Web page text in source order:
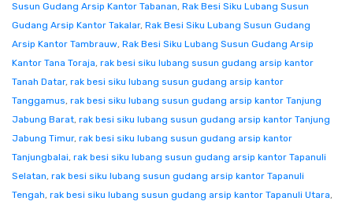
Susun Gudang Arsip Kantor Tabanan, Rak Besi Siku Lubang Susun
Gudang Arsip Kantor Takalar, Rak Besi Siku Lubang Susun Gudang
Arsip Kantor Tambrauw, Rak Besi Siku Lubang Susun Gudang Arsip
Kantor Tana Toraja, rak besi siku lubang susun gudang arsip kantor
Tanah Datar, rak besi siku lubang susun gudang arsip kantor
Tanggamus, rak besi siku lubang susun gudang arsip kantor Tanjung
Jabung Barat, rak besi siku lubang susun gudang arsip kantor Tanjung
Jabung Timur, rak besi siku lubang susun gudang arsip kantor
Tanjungbalai, rak besi siku lubang susun gudang arsip kantor Tapanuli
Selatan, rak besi siku lubang susun gudang arsip kantor Tapanuli
Tengah, rak besi siku lubang susun gudang arsip kantor Tapanuli Utara,